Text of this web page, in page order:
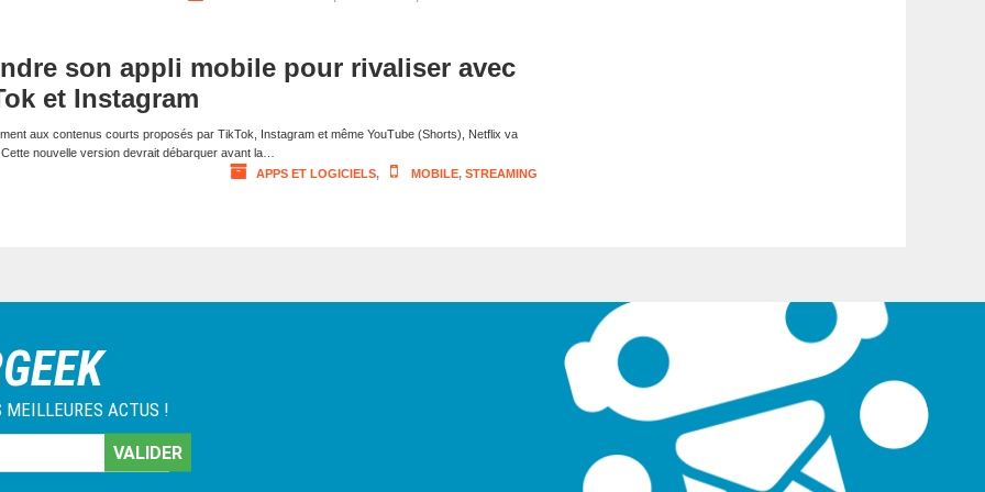
son appli mobile pour rivaliser avec
et Instagram
aux contenus courts proposés par TikTok, Instagram et même YouTube (Shorts), Netflix va
nouvelle version devrait débarquer avant la…
APPS ET LOGICIELS, MOBILE, STREAMING
ACTUS !